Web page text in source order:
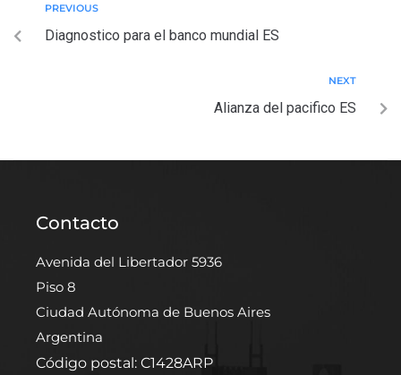
PREVIOUS
Diagnostico para el banco mundial ES
NEXT
Alianza del pacifico ES
Contacto
Avenida del Libertador 5936
Piso 8
Ciudad Autónoma de Buenos Aires
Argentina
Código postal: C1428ARP